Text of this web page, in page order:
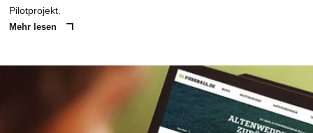
Pilotprojekt.
Mehr lesen